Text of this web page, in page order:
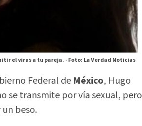
el virus a tu pareja. -Foto: La Verdad Noticias
Federal de México, Hugo
se transmite por vía sexual, pero
beso.